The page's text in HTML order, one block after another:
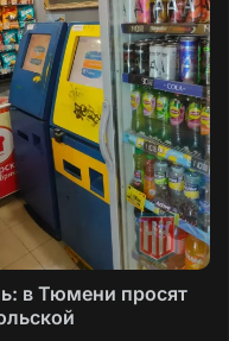
в Тюмени просят